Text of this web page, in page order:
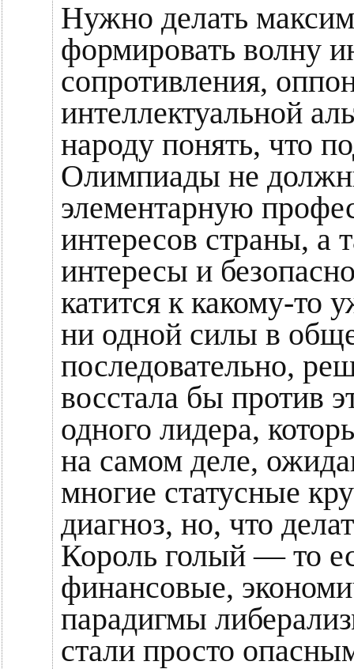
Нужно делать
формировать волну
сопротивления,
интеллектуальной
народу понять, что
Олимпиады не
элементарную
интересов страны, а
интересы и
катится к какому-то
ни одной силы в
последовательно,
восстала бы против
одного лидера,
на самом деле,
многие статусные
диагноз, но, что
Король голый — то
финансовые,
парадигмы
стали просто